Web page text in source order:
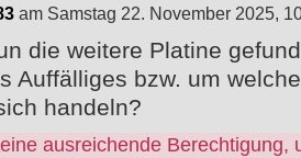
am Samstag 22. November 2025,
die weitere Platine
Auffälliges bzw. um
handeln?
ausreichende Berechtigung,